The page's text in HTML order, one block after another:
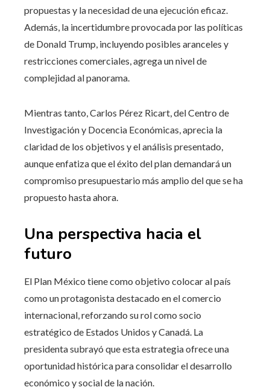
propuestas y la necesidad de una ejecución eficaz.
Además, la incertidumbre provocada por las políticas
de Donald Trump, incluyendo posibles aranceles y
restricciones comerciales, agrega un nivel de
complejidad al panorama.
Mientras tanto, Carlos Pérez Ricart, del Centro de
Investigación y Docencia Económicas, aprecia la
claridad de los objetivos y el análisis presentado,
aunque enfatiza que el éxito del plan demandará un
compromiso presupuestario más amplio del que se ha
propuesto hasta ahora.
Una perspectiva hacia el
futuro
El Plan México tiene como objetivo colocar al país
como un protagonista destacado en el comercio
internacional, reforzando su rol como socio
estratégico de Estados Unidos y Canadá. La
presidenta subrayó que esta estrategia ofrece una
oportunidad histórica para consolidar el desarrollo
económico y social de la nación.